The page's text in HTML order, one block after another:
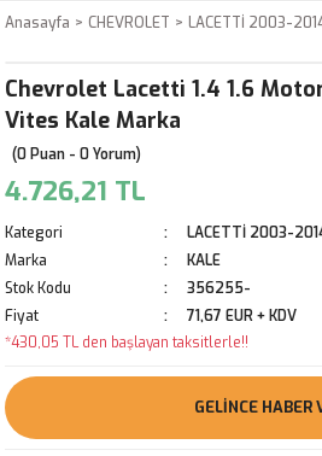
Anasayfa CHEVROLET LACETTİ 2003-
Chevrolet Lacetti 1.4 1.6
Vites Kale Marka
(0 Puan - 0 Yorum)
4.726,21 TL
Kategori
LACETTİ 2003-
Marka
KALE
Stok Kodu
356255-
Fiyat
71,67 EUR + KDV
*430,05 TL den başlayan taksitlerle!!
GELINCE HABER